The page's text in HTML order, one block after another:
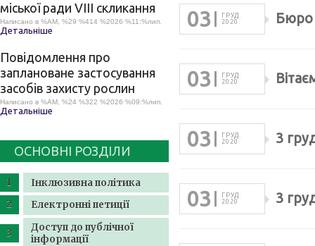
міської ради VIII скликання
Написано в %AM, %29 %414 %2026 %11:%лип.
Детальніше
Повідомлення про
заплановане застосування
засобів захисту рослин
Написано в %AM, %24 %322 %2026 %09:%лип.
Детальніше
ОСНОВНІ РОЗДІЛИ
Інклюзивна політика
Електронні петиції
Доступ до публічної
інформації
03
ГРУД.
2020
Бюро
03
ГРУД.
2020
03
ГРУД.
2020
3
03
ГРУД.
2020
3